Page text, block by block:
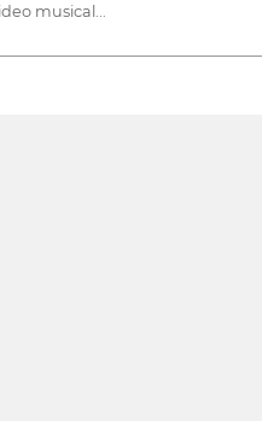
musical...